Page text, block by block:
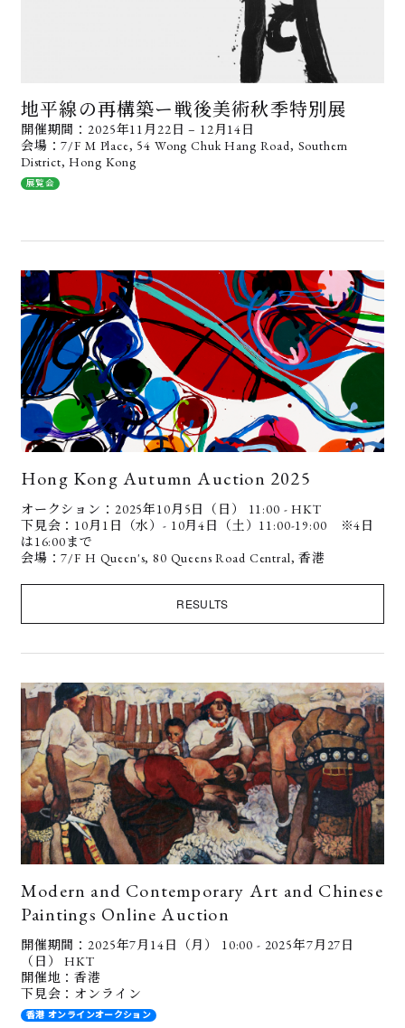
地平線の再構築ー戦後美術秋季特別展
開催期間：2025年11月22日 – 12月14日
会場：7/F M Place, 54 Wong Chuk Hang Road, Southern
District, Hong Kong
展覧会
Hong Kong Autumn Auction 2025
オークション：2025年10月5日（日） 11:00 - HKT
下見会：10月1日（水）- 10月4日（土）11:00-19:00 ※4日
は16:00まで
会場：7/F H Queen's, 80 Queens Road Central, 香港
RESULTS
Modern and Contemporary Art and Chinese
Paintings Online Auction
開催期間：2025年7月14日（月） 10:00 - 2025年7月27日
（日） HKT
開催地：香港
下見会：オンライン
香港 オンラインオークション